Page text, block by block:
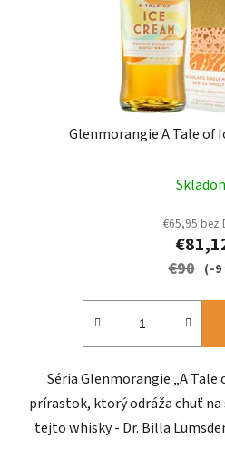
Glenmorangie A Tale of
€65,95 bez
€90 (–9
Séria Glenmorangie „A Tale
prírastok, ktorý odráža chuť
tejto whisky - Dr. Billa